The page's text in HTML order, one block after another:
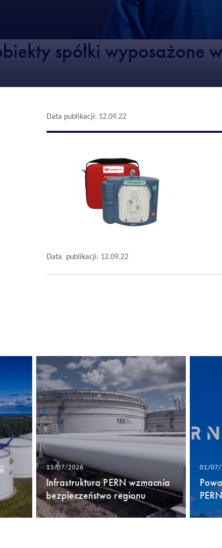
spółki wyposażone
Data publikacji: 12.09.22
Data publikacji: 12.09.22
13/07/2026
Infrastruktura PERN wzmacnia
bezpieczeństwo regionu
01/07/